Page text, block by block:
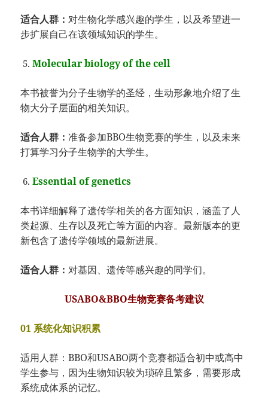
适合人群：对生物化学感兴趣的学生，以及希望进一
步扩展自己在该领域知识的学生。
Molecular biology of the cell
本书被誉为分子生物学的圣经，生动形象地介绍了生
物大分子层面的相关知识。
适合人群：准备参加BBO生物竞赛的学生，以及未来
打算学习分子生物学的大学生。
Essential of genetics
本书详细解释了遗传学相关的各方面知识，涵盖了人
类起源、生存以及死亡等方面的内容。最新版本的更
新包含了遗传学领域的最新进展。
适合人群：对基因、遗传等感兴趣的同学们。
USABO&BBO生物竞赛备考建议
01 系统化知识积累
适用人群：BBO和USABO两个竞赛都适合初中或高中
学生参与，因为生物知识较为琐碎且繁多，需要形成
系统成体系的记忆。